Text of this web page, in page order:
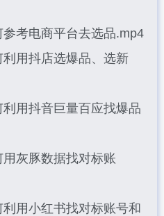
考电商平台去选品.mp4
用抖店选爆品、选新
用抖音巨量百应找爆品
灰豚数据找对标账
用小红书找对标账号和